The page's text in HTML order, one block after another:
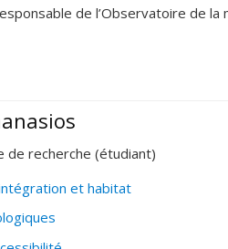
de l’Observatoire de la
de recherche (étudiant)
et habitat